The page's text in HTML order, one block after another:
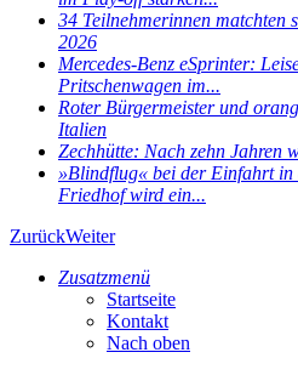
34 Teilnehmerinnen matchten
2026
Mercedes-Benz eSprinter:
Pritschenwagen im...
Roter Bürgermeister und
Italien
Zechhütte: Nach zehn Jahren
»Blindflug« bei der Einfahrt in
Friedhof wird ein...
ZurückWeiter
Zusatzmenü
Startseite
Kontakt
Nach oben